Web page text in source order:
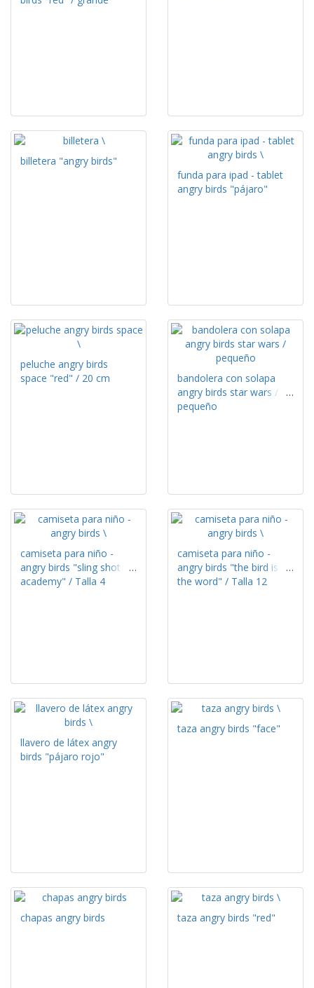
billetera "angry birds"
funda para ipad - tablet
angry birds "pájaro"
peluche angry birds
space "red" / 20 cm
bandolera con solapa
angry birds star wars /
pequeño
camiseta para niño -
angry birds "sling shot
academy" / Talla 4
camiseta para niño -
angry birds "the bird is
the word" / Talla 12
llavero de látex angry
birds "pájaro rojo"
taza angry birds "face"
chapas angry birds taza angry birds "red"